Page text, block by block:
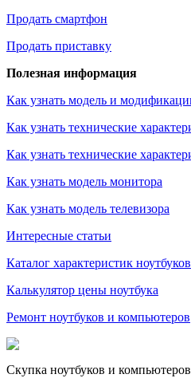
Продать смартфон
Продать приставку
Полезная информация
Как узнать модель и
Как узнать технические
Как узнать технические
Как узнать модель монитора
Как узнать модель телевизора
Интересные статьи
Каталог характеристик ноутбуков
Калькулятор цены ноутбука
Ремонт ноутбуков и компьютеров
Скупка ноутбуков и